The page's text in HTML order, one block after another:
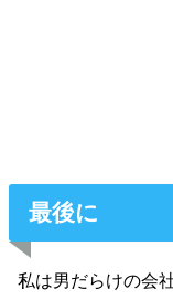
最後に
私は男だらけの会